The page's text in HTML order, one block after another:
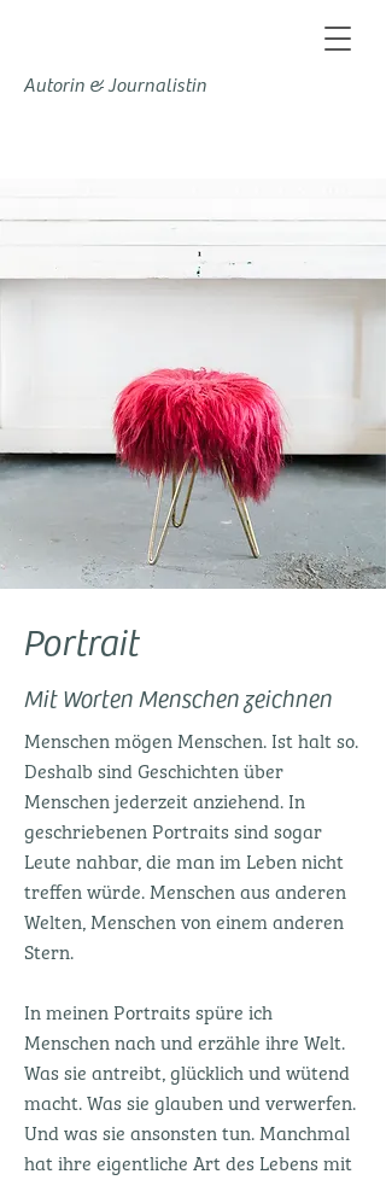
Autorin & Journalistin
Portrait
Mit Worten Menschen zeichnen
Menschen mögen Menschen. Ist halt so.
Deshalb sind Geschichten über
Menschen jederzeit anziehend. In
geschriebenen Portraits sind sogar
Leute nahbar, die man im Leben nicht
treffen würde. Menschen aus anderen
Welten, Menschen von einem anderen
Stern.
In meinen Portraits spüre ich
Menschen nach und erzähle ihre Welt.
Was sie antreibt, glücklich und wütend
macht. Was sie glauben und verwerfen.
Und was sie ansonsten tun. Manchmal
hat ihre eigentliche Art des Lebens mit